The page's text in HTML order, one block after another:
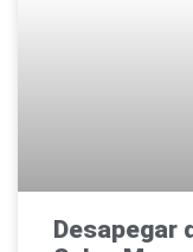
Desapegar